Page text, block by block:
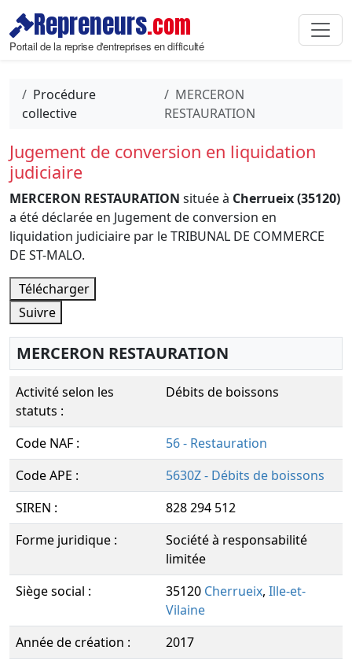
Repreneurs.com
Portail de la reprise d'entreprises en difficulté
Procédure
collective
MERCERON
RESTAURATION
Jugement de conversion en liquidation
judiciaire
MERCERON RESTAURATION située à Cherrueix (35120)
a été déclarée en Jugement de conversion en
liquidation judiciaire par le TRIBUNAL DE COMMERCE
DE ST-MALO.
Télécharger
Suivre
MERCERON RESTAURATION
Activité selon les
statuts :
Débits de boissons
Code NAF :
56 - Restauration
Code APE :
5630Z - Débits de boissons
SIREN :
828 294 512
Forme juridique :
Société à responsabilité
limitée
Siège social :
35120 Cherrueix, Ille-et-
Vilaine
Année de création :
2017